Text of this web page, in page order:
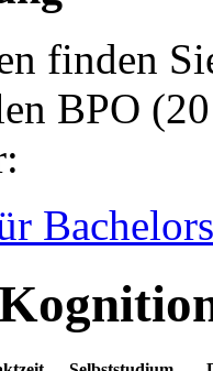
finden
BPO